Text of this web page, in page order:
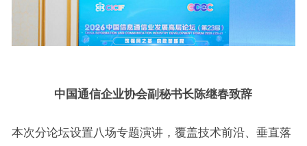
中国通信企业协会副秘书长陈继春致辞
本次分论坛设置八场专题演讲，覆盖技术前沿、垂直落